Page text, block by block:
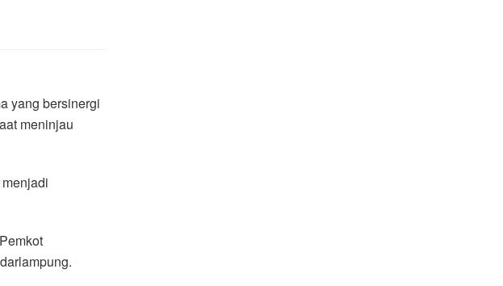
yang bersinergi
meninjau